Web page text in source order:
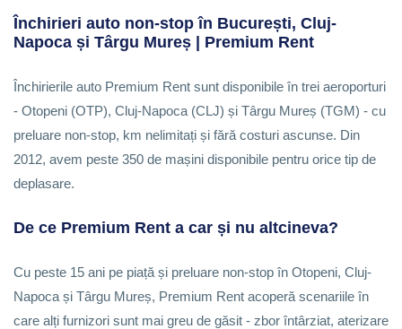
Închirieri auto non-stop în București, Cluj-
Napoca și Târgu Mureș | Premium Rent
Închirierile auto Premium Rent sunt disponibile în trei aeroporturi
- Otopeni (OTP), Cluj-Napoca (CLJ) și Târgu Mureș (TGM) - cu
preluare non-stop, km nelimitați și fără costuri ascunse. Din
2012, avem peste 350 de mașini disponibile pentru orice tip de
deplasare.
De ce Premium Rent a car și nu altcineva?
Cu peste 15 ani pe piață și preluare non-stop în Otopeni, Cluj-
Napoca și Târgu Mureș, Premium Rent acoperă scenariile în
care alți furnizori sunt mai greu de găsit - zbor întârziat, aterizare